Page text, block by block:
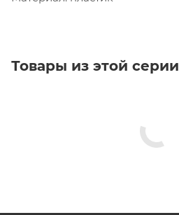
Товары из этой серии